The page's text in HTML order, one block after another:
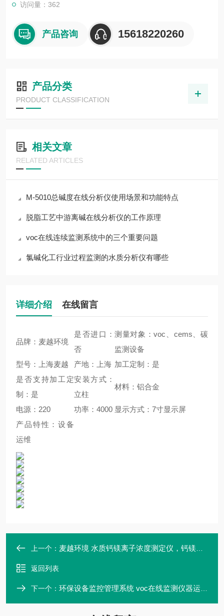
访问量：362
产品咨询 15618220260
产品分类
PRODUCT CLASSIFICATION
相关文章
RELATED ARTICLES
M-5010总碱度在线分析仪使用场景和功能特点
脱脂工艺中游离碱在线分析仪的工作原理
voc在线连续监测系统中的三个重要问题
氯碱化工行业过程监测的水质分析仪有哪些
详细介绍 在线留言
品牌：麦越环境
是否进口：
否
测量对象：voc、cems、碳
监测设备
型号：上海麦越
产地：上海 加工定制：是
是否支持加工定
制：是
安装方式：
立柱
材料：铝合金
电源：220 功率：4000 显示方式：7寸显示屏
产品特性：设备
运维
上一个： 麦越环境 水质钙镁离子浓度测定仪，钙镁离子在线分析仪
返回列表
下一个： 环保设备监控管理系统 voc在线监测仪器运维厂家